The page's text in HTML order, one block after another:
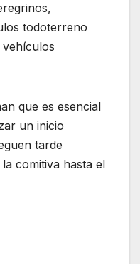
todoterreno
que es esencial
un inicio
tarde
comitiva hasta el